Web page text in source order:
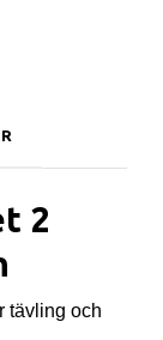
2
tävling och